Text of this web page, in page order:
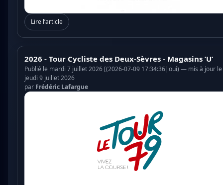
Lire l’article
2026 - Tour Cycliste des Deux-Sèvres - Magasins ’U’
Publié le mardi 7 juillet 2026 [(2026-07-09 17:34:36|oui) — mis à jour le
jeudi 9 juillet 2026
par Frédéric Lafargue